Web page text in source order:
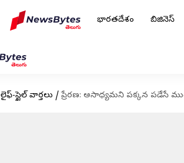
భారతదేశం బిజినెస్
లైఫ్-స్టైల్ వార్తలు / ప్రేరణ: అసాధ్యమని పక్కన పడేసే